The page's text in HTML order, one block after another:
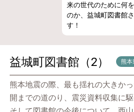
来の世代のために何
のか、益城町図書館
す！
益城町図書館（2） 熊本
熊本地震の際、最も揺れの大きか
開までの道のり、震災資料収集に駆